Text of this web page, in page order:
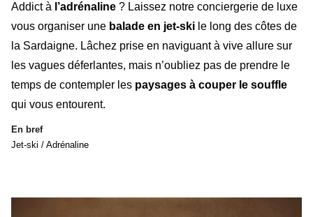
Addict à l’adrénaline ? Laissez notre conciergerie de luxe
vous organiser une balade en jet-ski le long des côtes de
la Sardaigne. Lâchez prise en naviguant à vive allure sur
les vagues déferlantes, mais n’oubliez pas de prendre le
temps de contempler les paysages à couper le souffle
qui vous entourent.
En bref
Jet-ski / Adrénaline